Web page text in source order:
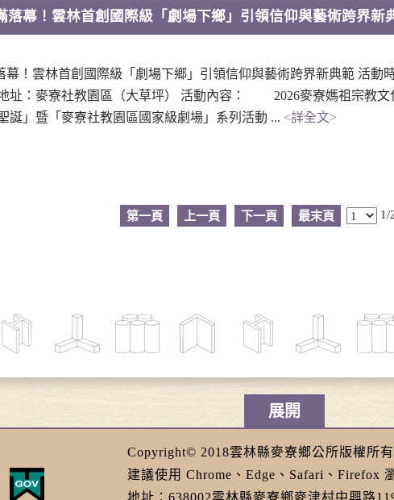
落幕！雲林首創國際級「劇場下鄉」引領信仰與藝術跨界新
！雲林首創國際級「劇場下鄉」引領信仰與藝術跨界新典範 活動
址：麥寮社教園區（大草坪） 活動內容： 2026麥寮媽祖宗教文
暨「麥寮社教園區國家級劇場」系列活動 ... <詳全文>
第一頁 上一頁 下一頁 最末頁 1/
展開
Copyright© 2018雲林縣麥寮鄉公所版權所有
建議使用 Chrome、Edge、Safari、Firefox
地址：638002雲林縣麥寮鄉麥津村中興路